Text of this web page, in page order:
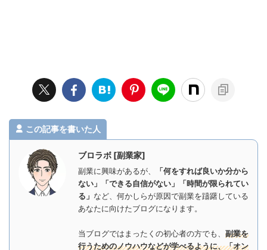
この記事を書いた人
ブロラボ [副業家]
副業に興味があるが、
「何をすれば良いか分から
ない」「できる自信がない」「時間が限られてい
る」 など、何かしらが原因で副業を躊躇している
あなたに向けたブログになります。
当ブログではまったくの初心者の方でも、 副業を
行うためのノウハウなどが学べるように、「オン